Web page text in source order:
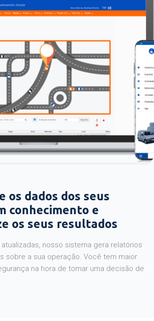
os dados dos seus
conhecimento e
os seus resultados
nosso sistema gera relatórios
sobre a sua operação. Você tem maior
na hora de tomar uma decisão de